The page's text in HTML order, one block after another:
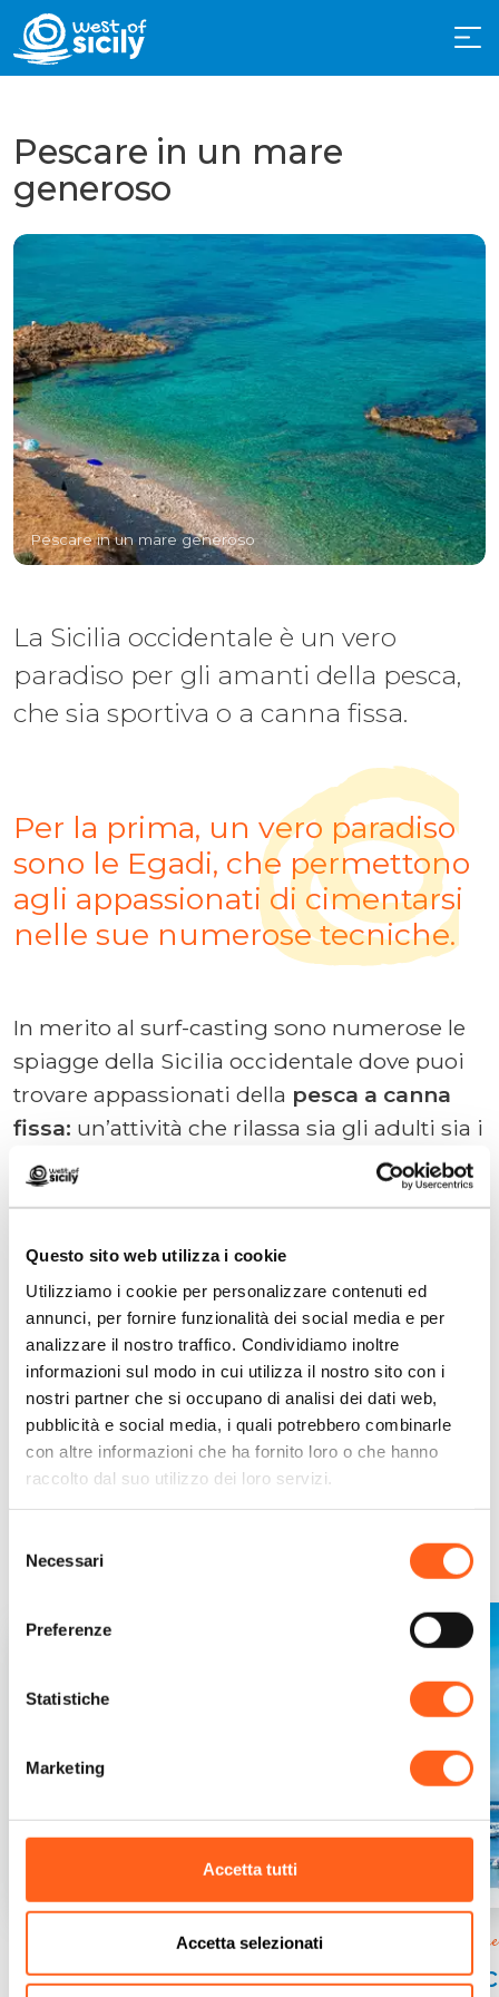
Questo sito web utilizza i cookie
Utilizziamo i cookie per personalizzare contenuti ed
annunci, per fornire funzionalità dei social media e per
analizzare il nostro traffico. Condividiamo inoltre
informazioni sul modo in cui utilizza il nostro sito con i
nostri partner che si occupano di analisi dei dati web,
pubblicità e social media, i quali potrebbero combinarle
con altre informazioni che ha fornito loro o che hanno
raccolto dal suo utilizzo dei loro servizi.
delNecessari
Preferenze
Statistiche
Marketing
Accetta tutti
Accetta selezionati
Pescare in un mare
generoso
Pescare in un mare generoso
La Sicilia occidentale è un vero
paradiso per gli amanti della pesca,
che sia sportiva o a canna fissa.
Per la prima, un vero paradiso
sono le Egadi, che permettono
agli appassionati di cimentarsi
nelle sue numerose tecniche.
In merito al surf-casting sono numerose le
spiagge della Sicilia occidentale dove puoi
trovare appassionati della pesca a canna
fissa: un’attività che rilassa sia gli adulti sia i
più piccoli, riflessiva e immersiva.
serali sono ideali per vivere all’aria
aperta ed entrare in connessione con
se stessi.
Richiedi informazioni
Ti potrebbe interessare...
Il mare lontano dai rumori